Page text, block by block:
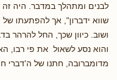
לבנים ומתהלך במדבר. היה
שווא ידברון", אך להפתעתו
ושוב. כיוון שכך, החל להרהר
והוא נסע לשאול את פי רבו,
מדומברובה, חתנו של ה'דברי